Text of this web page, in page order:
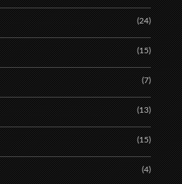
(24)
(15)
(7)
(13)
(15)
(4)